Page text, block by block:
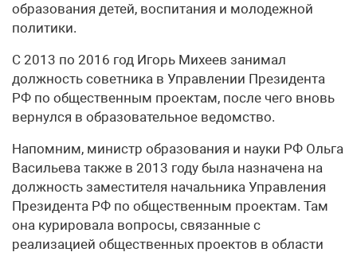
образования детей, воспитания и молодежной
политики.
С 2013 по 2016 год Игорь Михеев занимал
должность советника в Управлении Президента
РФ по общественным проектам, после чего вновь
вернулся в образовательное ведомство.
Напомним, министр образования и науки РФ Ольга
Васильева также в 2013 году была назначена на
должность заместителя начальника Управления
Президента РФ по общественным проектам. Там
она курировала вопросы, связанные с
реализацией общественных проектов в области